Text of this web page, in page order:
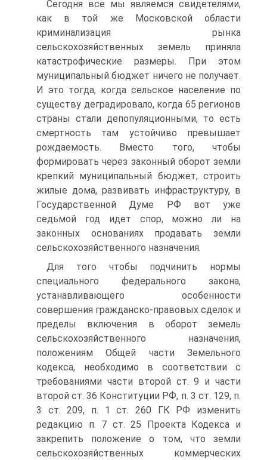
Сегодня все мы являемся свидетелями,
как в той же Московской области
криминализация рынка
сельскохозяйственных земель приняла
катастрофические размеры. При этом
муниципальный бюджет ничего не получает.
И это тогда, когда сельское население по
существу деградировало, когда 65 регионов
страны стали депопуляционными, то есть
смертность там устойчиво превышает
рождаемость. Вместо того, чтобы
формировать через законный оборот земли
крепкий муниципальный бюджет, строить
жилые дома, развивать инфраструктуру, в
Государственной Думе РФ вот уже
седьмой год идет спор, можно ли на
законных основаниях продавать земли
сельскохозяйственного назначения.
Для того чтобы подчинить нормы
специального федерального закона,
устанавливающего особенности
совершения гражданско-правовых сделок и
пределы включения в оборот земель
сельскохозяйственного назначения,
положениям Общей части Земельного
кодекса, необходимо в соответствии с
требованиями части второй ст. 9 и части
второй ст. 36 Конституции РФ, п. 3 ст. 129, п.
3 ст. 209, п. 1 ст. 260 ГК РФ изменить
редакцию п. 7 ст. 25 Проекта Кодекса и
закрепить положение о том, что земли
сельскохозяйственных коммерческих